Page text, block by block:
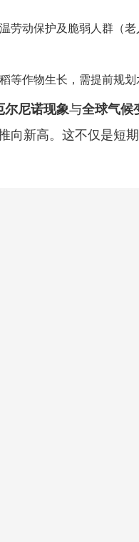
劳动保护及脆弱人群（老
等作物生长，需提前规划
尔尼诺现象与全球气候
向新高。这不仅是短